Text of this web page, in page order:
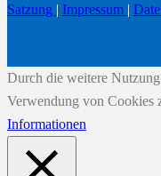
Satzung | Impressum |
Durch die weitere
Verwendung von Cookies
Informationen